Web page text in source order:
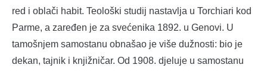
red i oblači habit. Teološki studij nastavlja u Torchiari kod
Parme, a zaređen je za svećenika 1892. u Genovi. U
tamošnjem samostanu obnašao je više dužnosti: bio je
dekan, tajnik i knjižničar. Od 1908. djeluje u samostanu